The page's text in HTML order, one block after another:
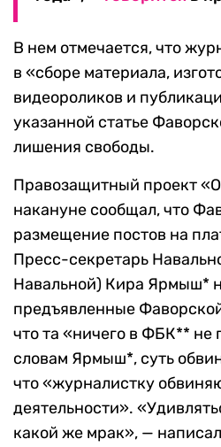
В нем отмечается, что
в «сборе материала,
видеороликов и
указанной статье
лишения свободы.
Правозащитный проект
накануне сообщал, что
размещение постов на
Пресс-секретарь
Навальной) Кира Ярмыш*
предъявленные
что та «ничего в ФБК** не
словам Ярмыш*, суть
что «журналистку
деятельности».
какой же мрак», —